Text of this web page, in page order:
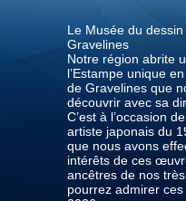
Le Musée du
Gravelines
Notre région abrite
l’Estampe unique
de Gravelines que
découvrir avec sa
C’est à l’occasion
artiste japonais du
que nous avons
intérêts de ces
ancêtres de nos
pourrez admirer